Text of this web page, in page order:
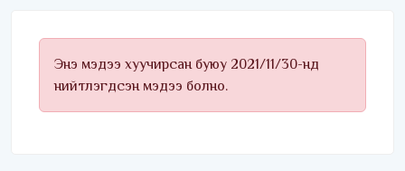
Энэ мэдээ хуучирсан буюу 2021/11/30-нд
нийтлэгдсэн мэдээ болно.